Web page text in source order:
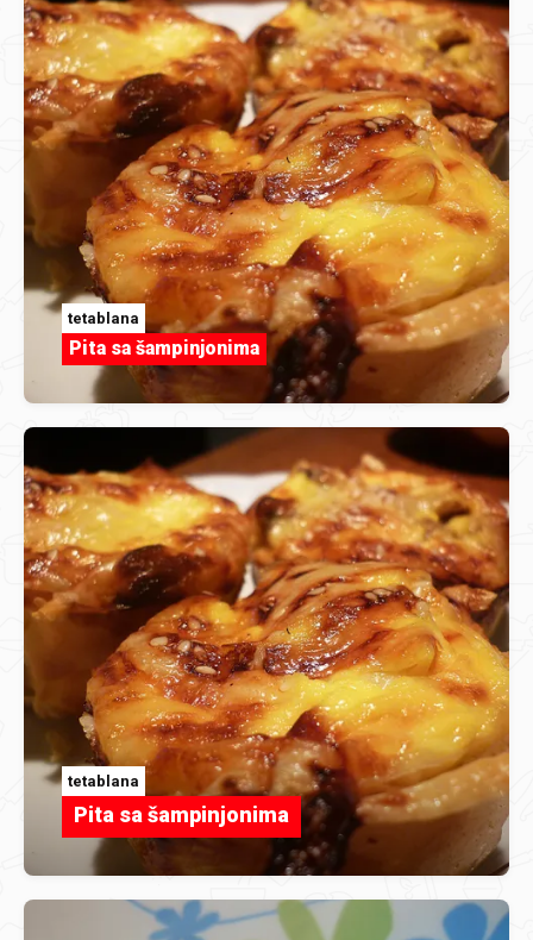
tetablana
Pita sa šampinjonima
tetablana
Pita sa šampinjonima